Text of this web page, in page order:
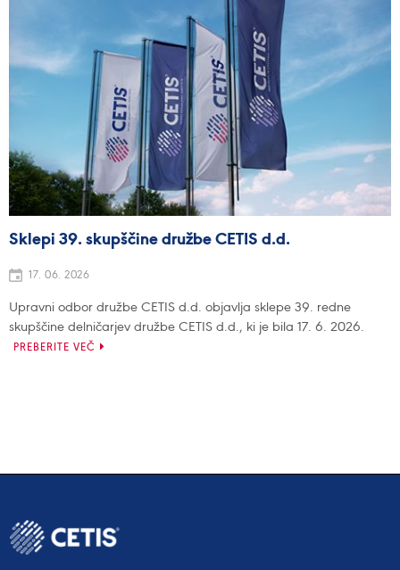
Sklepi 39. skupščine družbe CETIS d.d.
17. 06. 2026
Upravni odbor družbe CETIS d.d. objavlja sklepe 39. redne
skupščine delničarjev družbe CETIS d.d., ki je bila 17. 6. 2026.
PREBERITE VEČ